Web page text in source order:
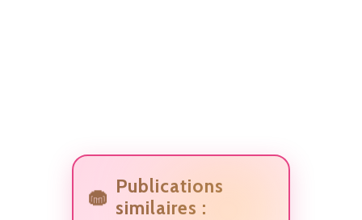
Publications
similaires :